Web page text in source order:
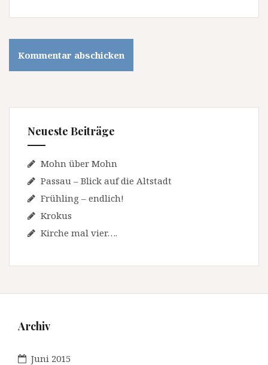
Neueste Beiträge
Mohn über Mohn
Passau – Blick auf die Altstadt
Frühling – endlich!
Krokus
Kirche mal vier….
Archiv
Juni 2015